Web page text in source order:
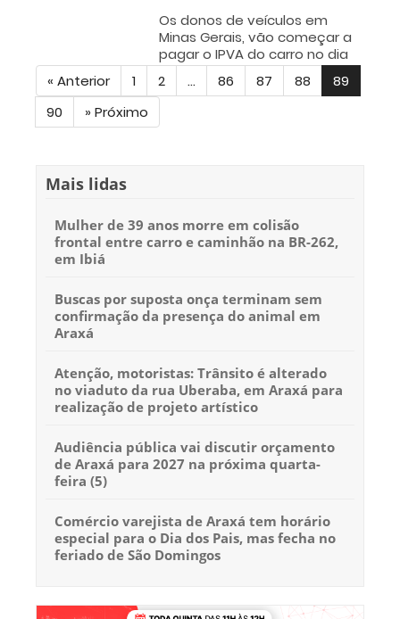
Os donos de veículos em
Minas Gerais, vão começar a
pagar o IPVA do carro no dia
14 de janeiro.
« Anterior 1 2 ... 86 87 88
89
90
»Próximo
Mais lidas
Mulher de 39 anos morre em colisão
frontal entre carro e caminhão na BR-262,
em Ibiá
Buscas por suposta onça terminam sem
confirmação da presença do animal em
Araxá
Atenção, motoristas: Trânsito é alterado
no viaduto da rua Uberaba, em Araxá para
realização de projeto artístico
Audiência pública vai discutir orçamento
de Araxá para 2027 na próxima quarta-
feira (5)
Comércio varejista de Araxá tem horário
especial para o Dia dos Pais, mas fecha no
feriado de São Domingos